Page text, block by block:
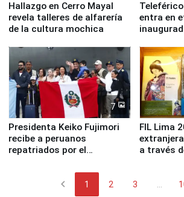
Hallazgo en Cerro Mayal
revela talleres de alfarería
de la cultura mochica
entra en
7
Presidenta Keiko Fujimori
recibe a peruanos
repatriados por el
FIL Lima
a través
chevron_left 1 2 3 ...